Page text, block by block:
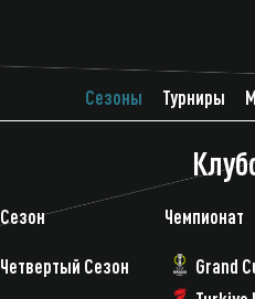
Сезоны Турниры
Сезон Чемпионат
Четвертый Сезон
Grand